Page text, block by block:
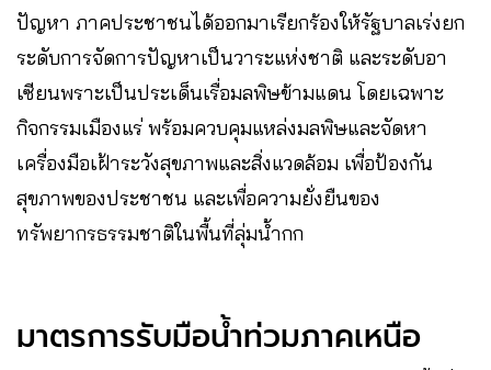
ปัญหา ภาคประชาชนได้ออกมาเรียกร้องให้รัฐบาลเร่งยก
ระดับการจัดการปัญหาเป็นวาระแห่งชาติ และระดับอา
เซียนพราะเป็นประเด็นเรื่อมลพิษข้ามแดน โดยเฉพาะ
กิจกรรมเมืองแร่ พร้อมควบคุมแหล่งมลพิษและจัดหา
เครื่องมือเฝ้าระวังสุขภาพและสิ่งแวดล้อม เพื่อป้องกัน
สุขภาพของประชาชน และเพื่อความยั่งยืนของ
ทรัพยากรธรรมชาติในพื้นที่ลุ่มน้ำกก
มาตรการรับมือน้ำท่วมภาคเหนือ